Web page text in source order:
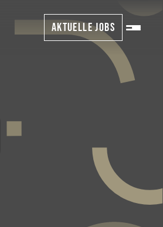
AKTUELLE JOBS